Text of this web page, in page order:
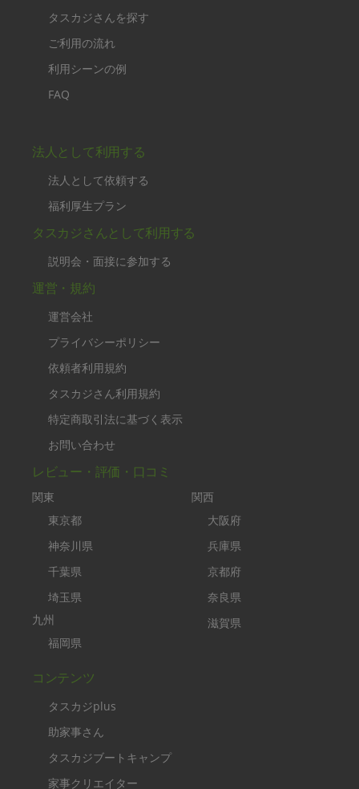
タスカジさんを探す
ご利用の流れ
利用シーンの例
FAQ
法人として利用する
法人として依頼する
福利厚生プラン
タスカジさんとして利用する
説明会・面接に参加する
運営・規約
運営会社
プライバシーポリシー
依頼者利用規約
タスカジさん利用規約
特定商取引法に基づく表示
お問い合わせ
レビュー・評価・口コミ
関東
東京都
神奈川県
千葉県
埼玉県
九州
福岡県
関西
大阪府
兵庫県
京都府
奈良県
滋賀県
コンテンツ
タスカジplus
助家事さん
タスカジブートキャンプ
家事クリエイター